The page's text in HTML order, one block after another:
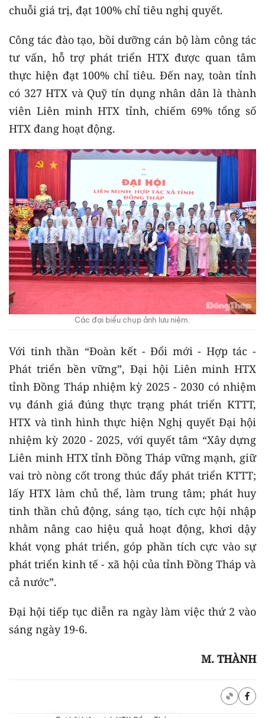
chuỗi giá trị, đạt 100% chỉ tiêu nghị quyết.
Công tác đào tạo, bồi dưỡng cán bộ làm công tác
tư vấn, hỗ trợ phát triển HTX được quan tâm
thực hiện đạt 100% chỉ tiêu. Đến nay, toàn tỉnh
có 327 HTX và Quỹ tín dụng nhân dân là thành
viên Liên minh HTX tỉnh, chiếm 69% tổng số
HTX đang hoạt động.
Các đại biểu chụp ảnh lưu niệm.
Với tinh thần “Đoàn kết - Đổi mới - Hợp tác -
Phát triển bền vững”, Đại hội Liên minh HTX
tỉnh Đồng Tháp nhiệm kỳ 2025 - 2030 có nhiệm
vụ đánh giá đúng thực trạng phát triển KTTT,
HTX và tình hình thực hiện Nghị quyết Đại hội
nhiệm kỳ 2020 - 2025, với quyết tâm “Xây dựng
Liên minh HTX tỉnh Đồng Tháp vững mạnh, giữ
vai trò nòng cốt trong thúc đẩy phát triển KTTT;
lấy HTX làm chủ thể, làm trung tâm; phát huy
tinh thần chủ động, sáng tạo, tích cực hội nhập
nhằm nâng cao hiệu quả hoạt động, khơi dậy
khát vọng phát triển, góp phần tích cực vào sự
phát triển kinh tế - xã hội của tỉnh Đồng Tháp và
cả nước”.
Đại hội tiếp tục diễn ra ngày làm việc thứ 2 vào
sáng ngày 19-6.
M. THÀNH